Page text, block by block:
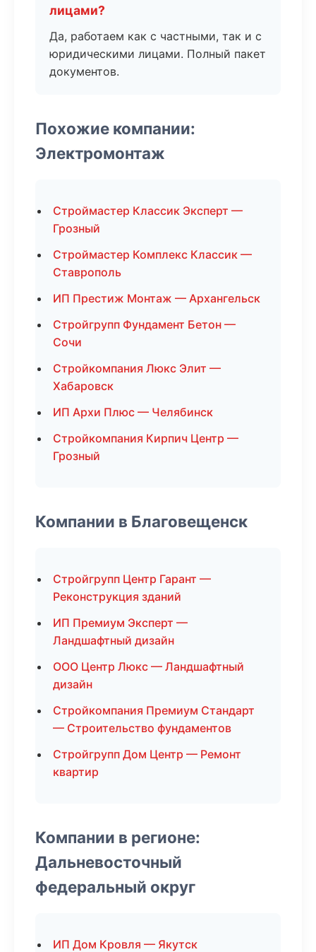
лицами?
Да, работаем как с частными, так и с
юридическими лицами. Полный пакет
документов.
Похожие компании:
Электромонтаж
Строймастер Классик Эксперт —
Грозный
Строймастер Комплекс Классик —
Ставрополь
ИП Престиж Монтаж — Архангельск
Стройгрупп Фундамент Бетон —
Сочи
Стройкомпания Люкс Элит —
Хабаровск
ИП Архи Плюс — Челябинск
Стройкомпания Кирпич Центр —
Грозный
Компании в Благовещенск
Стройгрупп Центр Гарант —
Реконструкция зданий
ИП Премиум Эксперт —
Ландшафтный дизайн
ООО Центр Люкс — Ландшафтный
дизайн
Стройкомпания Премиум Стандарт
— Строительство фундаментов
Стройгрупп Дом Центр — Ремонт
квартир
Компании в регионе:
Дальневосточный
федеральный округ
ИП Дом Кровля — Якутск